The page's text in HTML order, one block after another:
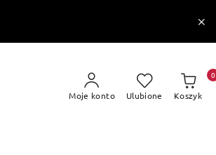
Moje konto Ulubione Koszyk
0